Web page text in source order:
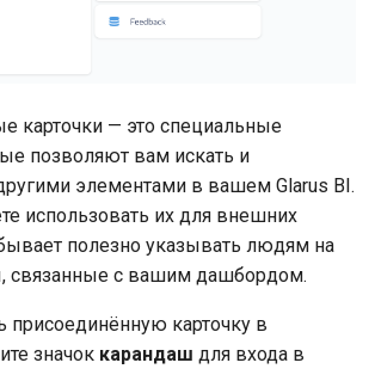
карточки — это специальные
позволяют вам искать и
элементами в вашем Glarus BI.
использовать их для внешних
полезно указывать людям на
связанные с вашим дашбордом.
присоединённую карточку в
значок карандаш для входа в